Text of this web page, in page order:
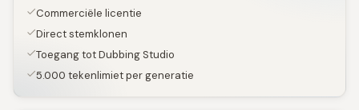
Commerciële licentie
Direct stemklonen
Toegang tot Dubbing Studio
5.000 tekenlimiet per generatie